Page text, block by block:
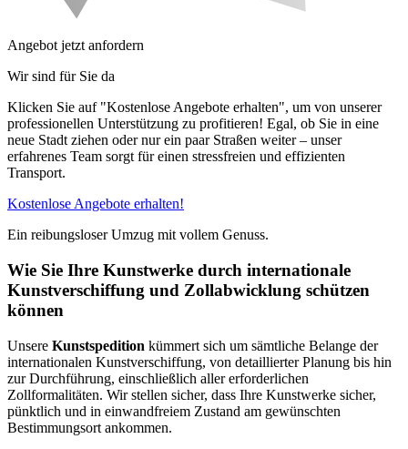
Angebot jetzt anfordern
Wir sind für Sie da
Klicken Sie auf "Kostenlose Angebote erhalten", um von unserer
professionellen Unterstützung zu profitieren! Egal, ob Sie in eine
neue Stadt ziehen oder nur ein paar Straßen weiter – unser
erfahrenes Team sorgt für einen stressfreien und effizienten
Transport.
Kostenlose Angebote erhalten!
Ein reibungsloser Umzug mit vollem Genuss.
Wie Sie Ihre Kunstwerke durch internationale
Kunstverschiffung und Zollabwicklung schützen
können
Unsere Kunstspedition kümmert sich um sämtliche Belange der
internationalen Kunstverschiffung, von detaillierter Planung bis hin
zur Durchführung, einschließlich aller erforderlichen
Zollformalitäten. Wir stellen sicher, dass Ihre Kunstwerke sicher,
pünktlich und in einwandfreiem Zustand am gewünschten
Bestimmungsort ankommen.